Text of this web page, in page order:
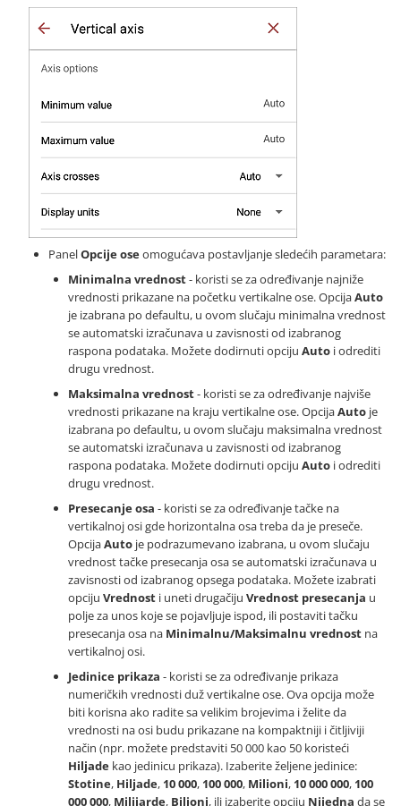
PanelOpcije oseomogućava postavljanje sledećih parametara:
Minimalna vrednost- koristi se za određivanje najniže
vrednosti prikazane na početku vertikalne ose. OpcijaAuto
je izabrana po defaultu, u ovom slučaju minimalna vrednost
se automatski izračunava u zavisnosti od izabranog
raspona podataka. Možete dodirnuti opciju Auto i odrediti
drugu vrednost.
Maksimalna vrednost- koristi se za određivanje najviše
vrednosti prikazane na kraju vertikalne ose. OpcijaAuto je
izabrana po defaultu, u ovom slučaju maksimalna vrednost
se automatski izračunava u zavisnosti od izabranog
raspona podataka. Možete dodirnuti opciju Auto i odrediti
drugu vrednost.
Presecanje osa - koristi se za određivanje tačke na
vertikalnoj osi gde horizontalna osa treba da je preseče.
OpcijaAuto je podrazumevano izabrana, u ovom slučaju
vrednost tačke presecanja osa se automatski izračunava u
zavisnosti od izabranog opsega podataka. Možete izabrati
opciju Vrednost i uneti drugačiju Vrednost presecanja u
polje za unos koje se pojavljuje ispod, ili postaviti tačku
presecanja osa na Minimalnu/Maksimalnu vrednost na
vertikalnoj osi.
Jedinice prikaza - koristi se za određivanje prikaza
numeričkih vrednosti duž vertikalne ose. Ova opcija može
biti korisna ako radite sa velikim brojevima i želite da
vrednosti na osi budu prikazane na kompaktniji i čitljiviji
način (npr. možete predstaviti 50 000 kao 50 koristeći
Hiljade kao jedinicu prikaza). Izaberite željene jedinice:
Stotine, Hiljade, 10 000, 100 000, Milioni, 10 000 000, 100
000 000, Milijarde, Bilioni, ili izaberite opciju Nijedna da se